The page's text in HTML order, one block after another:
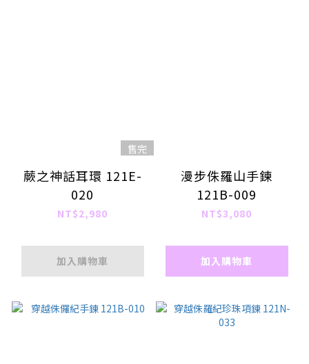
售完
蕨之神話耳環 121E-
020
NT$2,980
加入購物車
漫步侏羅山手鍊
121B-009
NT$3,080
加入購物車